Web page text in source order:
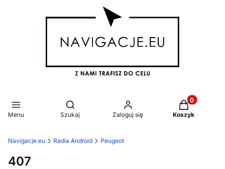
Menu
Otwórz wyszukiwarkę
Szukaj Zaloguj się
Produkty w
Koszyk
Navigacje.eu Radia Android Peugeot
407